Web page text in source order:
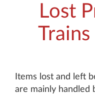
Lost
Items lost and left
are mainly handled